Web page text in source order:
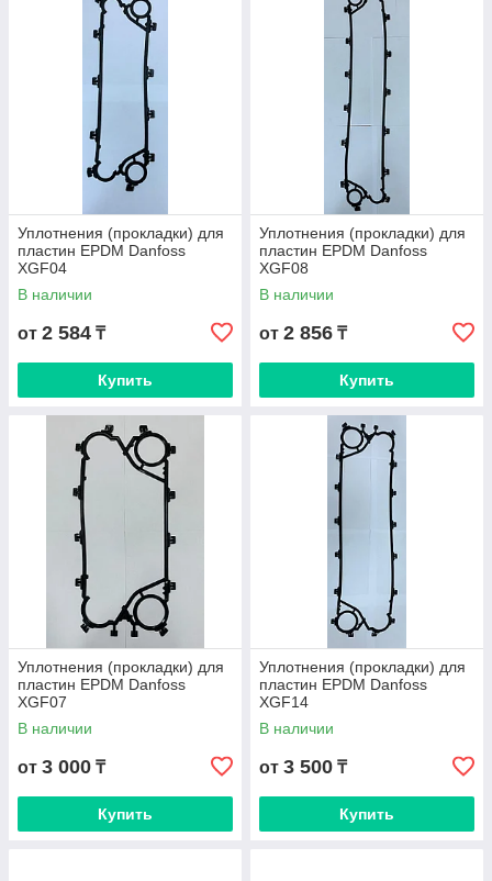
стабильную работу системы и продлевают срок
службы теплообменника.
Смотреть каталог Узнать больше
Уплотнения (прокладки) для
пластин EPDM Danfoss
XGF04
В наличии
от 2 584 ₸
Купить
Уплотнения (прокладки) для
пластин EPDM Danfoss
XGF08
В наличии
от 2 856 ₸
Купить
Уплотнения (прокладки) для
пластин EPDM Danfoss
XGF07
В наличии
от 3 000 ₸
Купить
Уплотнения (прокладки) для
пластин EPDM Danfoss
XGF14
В наличии
от 3 500 ₸
Купить